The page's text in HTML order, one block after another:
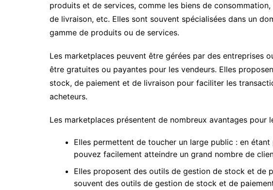
produits et de services, comme les biens de
de livraison, etc. Elles sont souvent spécialisées dans un
gamme de produits ou de services.
Les marketplaces peuvent être gérées par des entreprises
être gratuites ou payantes pour les vendeurs. Elles
stock, de paiement et de livraison pour faciliter les
acheteurs.
Les marketplaces présentent de nombreux avantages pour
Elles permettent de toucher un large public : en
pouvez facilement atteindre un grand nombre de
Elles proposent des outils de gestion de stock et de
souvent des outils de gestion de stock et de